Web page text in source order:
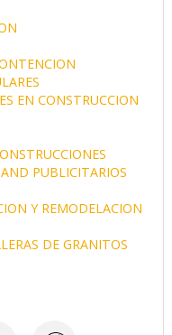
EN CONSTRUCCION
PUBLICITARIOS
Y REMODELACION
DE GRANITOS